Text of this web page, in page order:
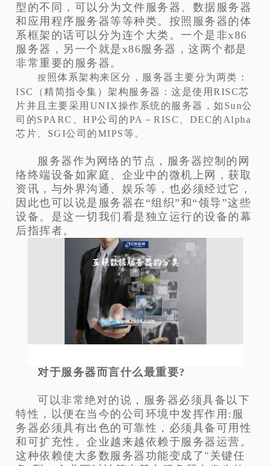
型的不同，可以分为文件服务器、数据服务器
和应用程序服务器等等种类。按照服务器的体
系框架的话可以分为连个大类。一个是非x86
服务器，另一个就是x86服务器，这两个都是
非常重要的服务器。
按 照体系架构来区分，服务器主要分为两类：
ISC（精简指令集）架构服务器：这是使用RISC芯
片并且主要采用UNIX操作系统的服务器，如Sun公
司的SPARC、HP公司的PA－RISC、DEC的Alpha
芯片、SGI公司的MIPS等。
服务器作为网络的节点，服务器控制的网
络终端设备如家庭、企业中的微机上网，获取
资讯，与外界沟通、娱乐等，也必须经过它，
因此也可以说是服务器在“组织”和“领导”这些
设备。是这一切我们看是独立运行的设备的幕
后指挥者。
对于服务器而言什么最重要?
可以非常绝对的说，服务器必须具备以下
特性，以便在当今的公司环境中发挥作用:服
务器必须具有出色的可靠性，必须具备可用性
和可扩充性。企业越来越依赖于服务器运营。
这种依赖使大多数服务器功能变成了"关键任